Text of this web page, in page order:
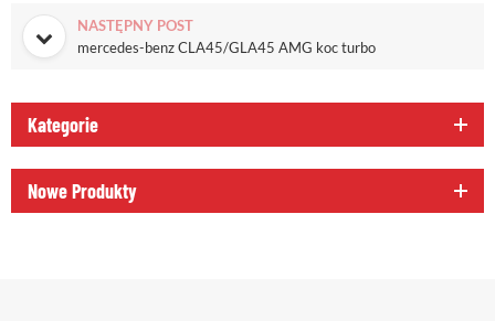
NASTĘPNY POST
mercedes-benz CLA45/GLA45 AMG koc turbo
Kategorie
Nowe Produkty